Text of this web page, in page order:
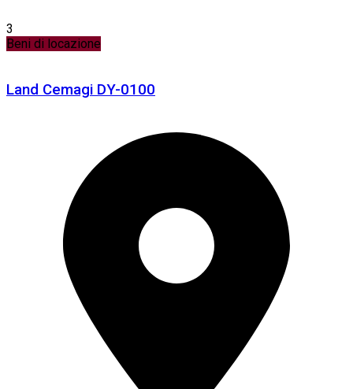
3
Beni di locazione
Land Cemagi DY-0100